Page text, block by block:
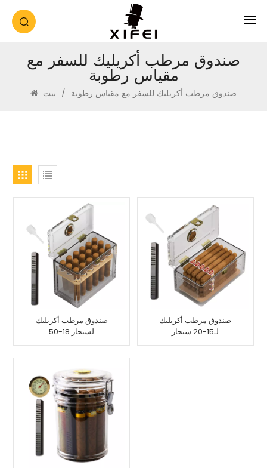
صندوق مرطب أكريليك للسفر مع
مقياس رطوبة
/ صندوق مرطب أكريليك للسفر مع مقياس رطوبة
صندوق مرطب أكريليك
لسيجار 18-50
صندوق مرطب أكريليك
لـ15-20 سيجار